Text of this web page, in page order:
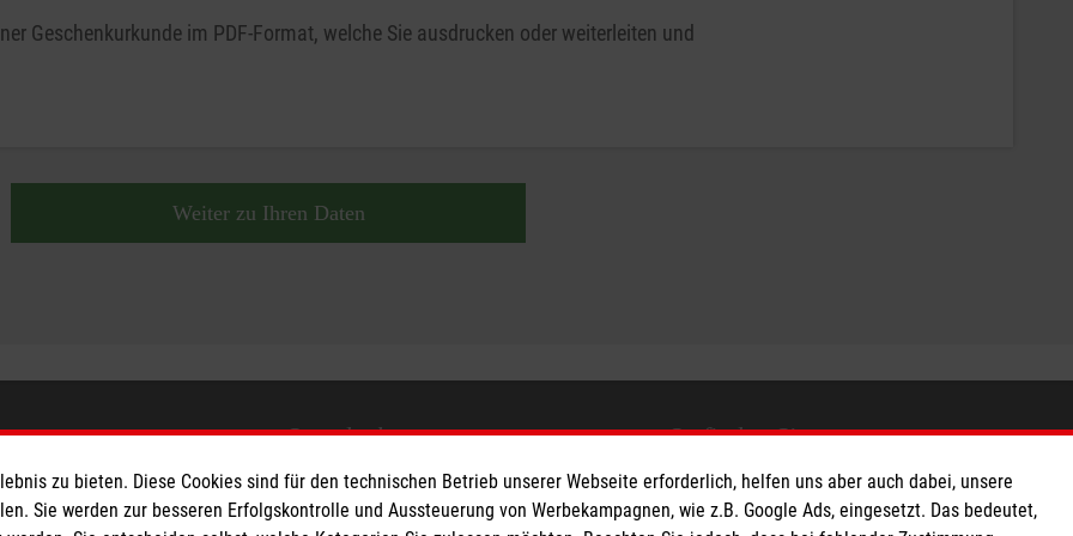
Geschenkurkunde im PDF-Format, welche Sie ausdrucken oder weiterleiten und
Weiter zu Ihren Daten
Spendenkonto
Empfänger: Malteser Hilfsdienst e.V.
So finden Sie uns
Siemensdamm 50
zu bieten. Diese Cookies sind für den technischen Betrieb unserer Webseite erforderlich, helfen uns aber auch dabei, unsere
Sie werden zur besseren Erfolgskontrolle und Aussteuerung von Werbekampagnen, wie z.B. Google Ads, eingesetzt. Das bedeutet,